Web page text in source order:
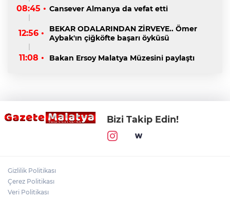
08:45 • Cansever Almanya da vefat etti
12:56 •
BEKAR ODALARINDAN ZİRVEYE.. Ömer
Aybak'ın çiğköfte başarı öyküsü
11:08 • Bakan Ersoy Malatya Müzesini paylaştı
Bizi Takip Edin!
Gizlilik Politikası
Çerez Politikası
Veri Politikası